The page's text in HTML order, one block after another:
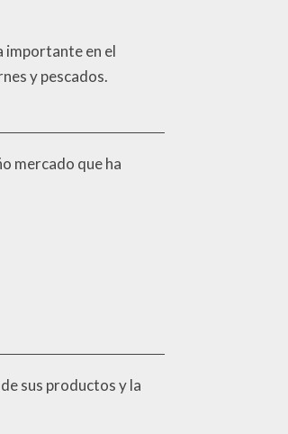
importante en el
y pescados.
mercado que ha
sus productos y la